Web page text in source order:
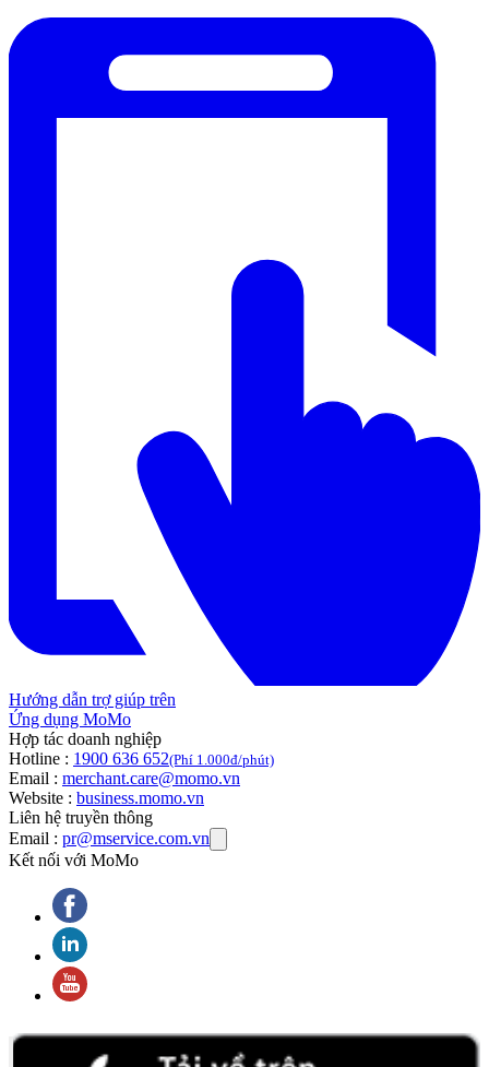
Hướng dẫn trợ giúp trên
Ứng dụng MoMo
Hợp tác doanh nghiệp
Hotline : 1900 636 652(Phí 1.000đ/phút)
Email : merchant.care@momo.vn
Website : business.momo.vn
Liên hệ truyền thông
Email : pr@mservice.com.vn
Kết nối với MoMo